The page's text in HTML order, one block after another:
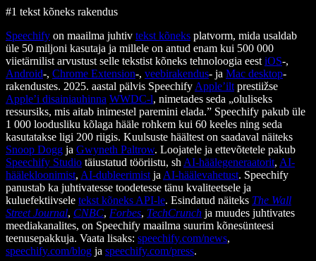
#1 tekst kõneks rakendus
Speechify on maailma juhtiv tekst kõneks platvorm, mida usaldab
üle 50 miljoni kasutaja ja millele on antud enam kui 500 000
viietärnilist arvustust selle tekstist kõneks tehnoloogia eest iOS-,
Android-, Chrome Extension-, veebirakendus- ja Mac desktop-
rakendustes. 2025. aastal pälvis Speechify Apple’ilt prestiižse
Apple’i disainiauhinna WWDC-l, nimetades seda „oluliseks
ressursiks, mis aitab inimestel paremini elada.” Speechify pakub üle
1 000 loodusliku kõlaga hääle rohkem kui 60 keeles ning seda
kasutatakse ligi 200 riigis. Kuulsuste häältest on saadaval näiteks
Snoop Dogg ja Gwyneth Paltrow. Loojatele ja ettevõtetele pakub
Speechify Studio täiustatud tööriistu, sh AI-häälegeneraatorit, AI-
häälekloonimist, AI-dubleerimist ja AI-häälevahetust. Speechify
panustab ka juhtivatesse toodetesse tänu kvaliteetsele ja
kuluefektiivsele tekst kõneks API-le. Esindatud näiteks The Wall
Street Journal, CNBC, Forbes, TechCrunch ja muudes juhtivates
meediakanalites, on Speechify maailma suurim kõnesünteesi
teenusepakkuja. Vaata lisaks: speechify.com/news,
speechify.com/blog ja speechify.com/press.